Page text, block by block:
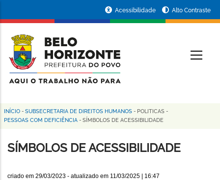
conteúdo
principal
da
Prefeitura
de
Horizonte
Acessibilidade Alto Contraste
Trilha
navegação
INÍCIO - SUBSECRETARIA DE DIREITOS HUMANOS - POLITICAS -
PESSOAS COM DEFICIÊNCIA - SÍMBOLOS DE ACESSIBILIDADE
SÍMBOLOS DE ACESSIBILIDADE
criado em 29/03/2023 - atualizado em 11/03/2025 | 16:47